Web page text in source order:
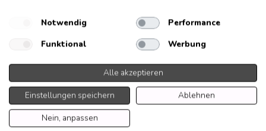
Notwendig
Performance
Funktional
Werbung
Alle akzeptieren
Einstellungen speichern
Ablehnen
Nein, anpassen